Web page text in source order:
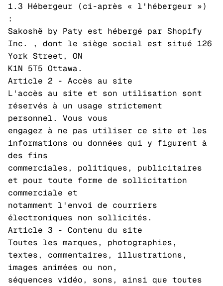
1.3 Hébergeur (ci-après « l'hébergeur »)
:
Sakoshë by Paty est hébergé par Shopify
Inc. , dont le siège social est situé 126
York Street, ON
K1N 5T5 Ottawa.
Article 2 - Accès au site
L'accès au site et son utilisation sont
réservés à un usage strictement
personnel. Vous vous
engagez à ne pas utiliser ce site et les
informations ou données qui y figurent à
des fins
commerciales, politiques, publicitaires
et pour toute forme de sollicitation
commerciale et
notamment l'envoi de courriers
électroniques non sollicités.
Article 3 - Contenu du site
Toutes les marques, photographies,
textes, commentaires, illustrations,
images animées ou non,
séquences vidéo, sons, ainsi que toutes